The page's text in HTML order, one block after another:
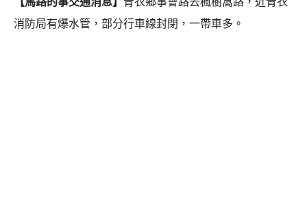
消防局有爆水管，部分行車線封閉，一帶車多。